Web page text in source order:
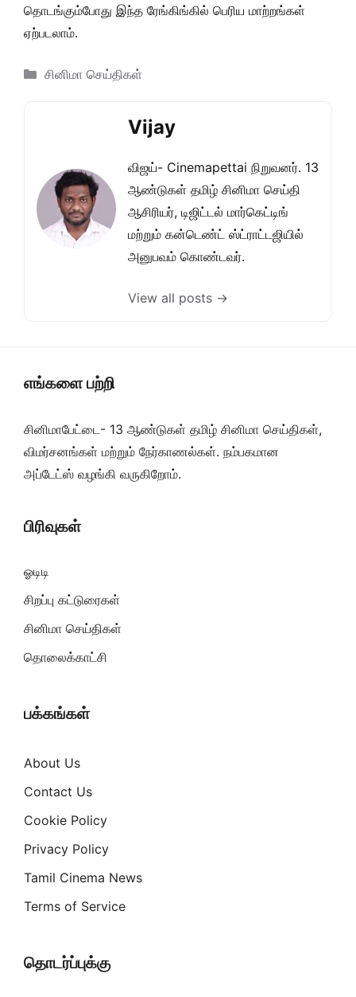
தொடங்கும்போது இந்த ரேங்கிங்கில் பெரிய மாற்றங்கள்
ஏற்படலாம்.
Categories
சினிமா செய்திகள்
Vijay
விஜய்- Cinemapettai நிறுவனர். 13
ஆண்டுகள் தமிழ் சினிமா செய்தி
ஆசிரியர், டிஜிட்டல் மார்கெட்டிங்
மற்றும் கன்டெண்ட் ஸ்ட்ராட்டஜியில்
அனுபவம் கொண்டவர்.
View all posts →
எங்களை பற்றி
சினிமாபேட்டை- 13 ஆண்டுகள் தமிழ் சினிமா செய்திகள்,
விமர்சனங்கள் மற்றும் நேர்காணல்கள். நம்பகமான
அப்டேட்ஸ் வழங்கி வருகிறோம்.
பிரிவுகள்
ஓடிடி
சிறப்பு கட்டுரைகள்
சினிமா செய்திகள்
தொலைக்காட்சி
பக்கங்கள்
About Us
Contact Us
Cookie Policy
Privacy Policy
Tamil Cinema News
Terms of Service
தொடர்ப்புக்கு